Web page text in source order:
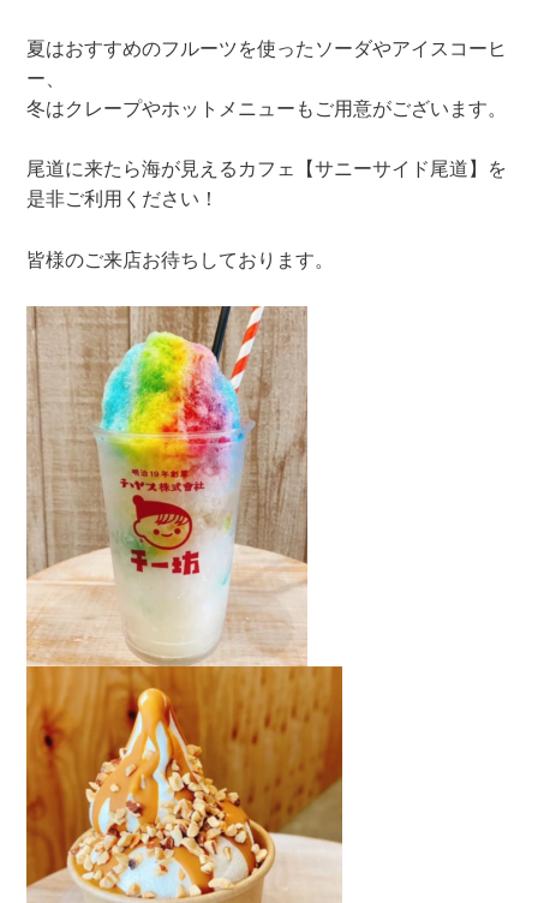
夏はおすすめのフルーツを使ったソーダやアイスコーヒ
ー、
冬はクレープやホットメニューもご用意がございます。
尾道に来たら海が見えるカフェ【サニーサイド尾道】を
是非ご利用ください！
皆様のご来店お待ちしております。